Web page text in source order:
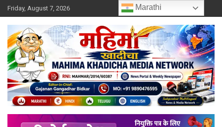
Skip
to
content
Friday, August 7, 2026
Mahimakhadicha
Marathi